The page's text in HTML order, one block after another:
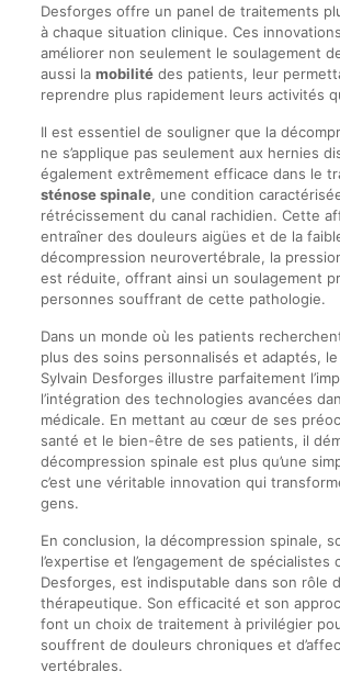
Desforges offre un panel de traitements
à chaque situation clinique. Ces
améliorer non seulement le soulagement
aussi la mobilitédes patients, leur
reprendre plus rapidement leurs activités
Il est essentiel de souligner que la
ne s’applique pas seulement aux hernies
également extrêmement efficace dans le
sténose spinale, une condition
rétrécissement du canal rachidien. Cette
entraîner des douleurs aigües et de la
décompression neurovertébrale, la
est réduite, offrant ainsi un soulagement
personnes souffrant de cette pathologie.
Dans un monde où les patients
plus des soins personnalisés et adaptés, le
Sylvain Desforges illustre parfaitement
l’intégration des technologies avancées
médicale. En mettant au cœur de ses
santé et le bien-être de ses patients, il
décompression spinale est plus qu’une
c’est une véritable innovation qui
gens.
En conclusion, la décompression spinale,
l’expertise et l’engagement de spécialistes
Desforges, est indisputable dans son rôle
thérapeutique. Son efficacité et son
font un choix de traitement à privilégier
souffrent de douleurs chroniques et
vertébrales.